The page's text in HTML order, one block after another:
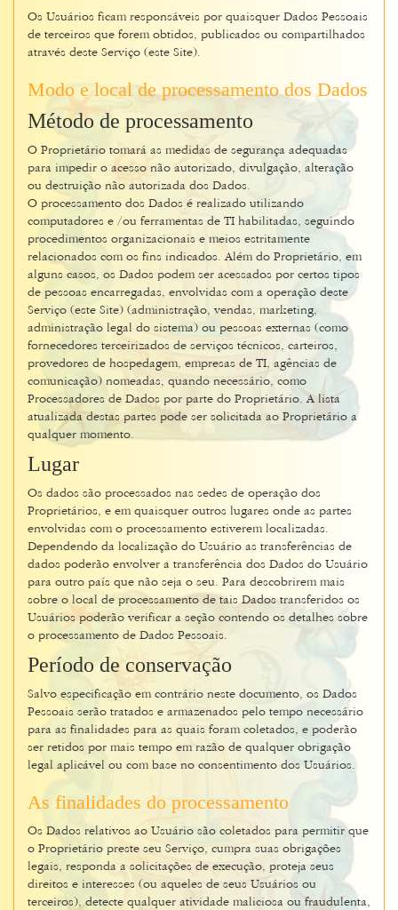
Os Usuários ficam responsáveis por quaisquer Dados Pessoais
de terceiros que forem obtidos, publicados ou compartilhados
através deste Serviço (este Site).
Modo e local de processamento dos Dados
Método de processamento
O Proprietário tomará as medidas de segurança adequadas
para impedir o acesso não autorizado, divulgação, alteração
ou destruição não autorizada dos Dados.
O processamento dos Dados é realizado utilizando
computadores e /ou ferramentas de TI habilitadas, seguindo
procedimentos organizacionais e meios estritamente
relacionados com os fins indicados. Além do Proprietário, em
alguns casos, os Dados podem ser acessados por certos tipos
de pessoas encarregadas, envolvidas com a operação deste
Serviço (este Site) (administração, vendas, marketing,
administração legal do sistema) ou pessoas externas (como
fornecedores terceirizados de serviços técnicos, carteiros,
provedores de hospedagem, empresas de TI, agências de
comunicação) nomeadas, quando necessário, como
Processadores de Dados por parte do Proprietário. A lista
atualizada destas partes pode ser solicitada ao Proprietário a
qualquer momento.
Lugar
Os dados são processados ​​nas sedes de operação dos
Proprietários, e em quaisquer outros lugares onde as partes
envolvidas com o processamento estiverem localizadas.
Dependendo da localização do Usuário as transferências de
dados poderão envolver a transferência dos Dados do Usuário
para outro país que não seja o seu. Para descobrirem mais
sobre o local de processamento de tais Dados transferidos os
Usuários poderão verificar a seção contendo os detalhes sobre
o processamento de Dados Pessoais.
Período de conservação
Salvo especificação em contrário neste documento, os Dados
Pessoais serão tratados e armazenados pelo tempo necessário
para as finalidades para as quais foram coletados, e poderão
ser retidos por mais tempo em razão de qualquer obrigação
legal aplicável ou com base no consentimento dos Usuários.
As finalidades do processamento
Os Dados relativos ao Usuário são coletados para permitir que
o Proprietário preste seu Serviço, cumpra suas obrigações
legais, responda a solicitações de execução, proteja seus
direitos e interesses (ou aqueles de seus Usuários ou
terceiros), detecte qualquer atividade maliciosa ou fraudulenta,